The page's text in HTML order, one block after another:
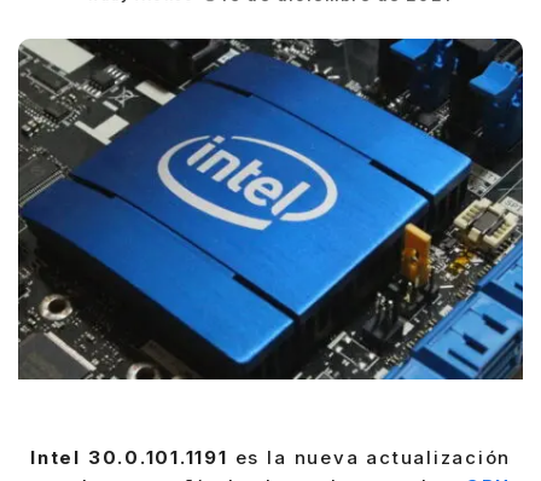
Posted
Intel 30.0.101.1191 es la nueva actualización